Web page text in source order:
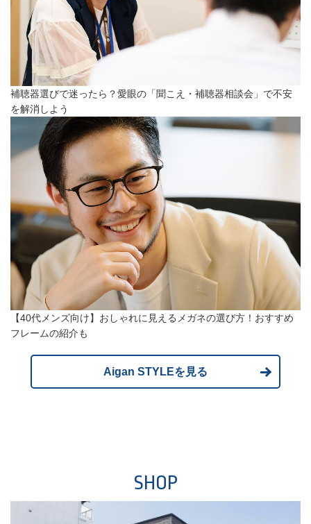
補聴器選びで迷ったら？愛眼の「聞こえ・補聴器相談会」で不安
を解消しよう
【40代メンズ向け】おしゃれに見えるメガネの選び方！おすすめ
フレームの紹介も
Aigan STYLEを見る
SHOP